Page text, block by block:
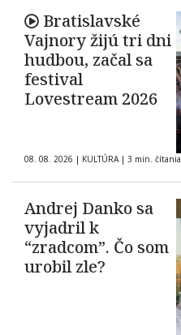
Bratislavské
Vajnory žijú tri dni
hudbou, začal sa
festival
Lovestream 2026
08. 08. 2026 | KULTÚRA | 3 min. čítania
Andrej Danko sa
vyjadril k
“zradcom”. Čo som
urobil zle?